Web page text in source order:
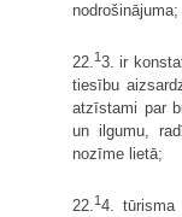
nodrošinājuma;
22.13. ir
tiesību
atzīstami par
un ilgumu,
nozīme lietā;
22.14. tūrisma